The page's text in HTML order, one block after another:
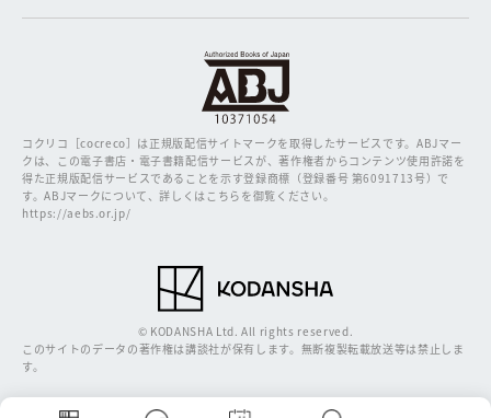
コクリコ［cocreco］は正規版配信サイトマークを取得したサービスです。ABJマー
クは、この電子書店・電子書籍配信サービスが、著作権者からコンテンツ使用許諾を
得た正規版配信サービスであることを示す登録商標（登録番号 第6091713号）で
す。ABJマークについて、詳しくはこちらを御覧ください。
https://aebs.or.jp/
© KODANSHA Ltd. All rights reserved.
このサイトのデータの著作権は講談社が保有します。無断複製転載放送等は禁止しま
す。